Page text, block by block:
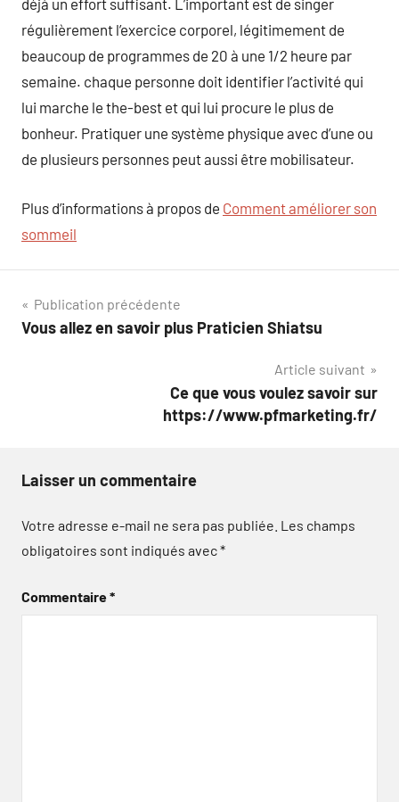
déjà un effort suffisant. L’important est de singer
régulièrement l’exercice corporel, légitimement de
beaucoup de programmes de 20 à une 1/2 heure par
semaine. chaque personne doit identifier l’activité qui
lui marche le the-best et qui lui procure le plus de
bonheur. Pratiquer une système physique avec d’une ou
de plusieurs personnes peut aussi être mobilisateur.
Plus d’informations à propos de Comment améliorer son
sommeil
Navigation
de
Publication précédente
Vous allez en savoir plus Praticien Shiatsu
Article suivant
Ce que vous voulez savoir sur
https://www.pfmarketing.fr/
Laisser un commentaire
Votre adresse e-mail ne sera pas publiée. Les champs
obligatoires sont indiqués avec*
Commentaire*